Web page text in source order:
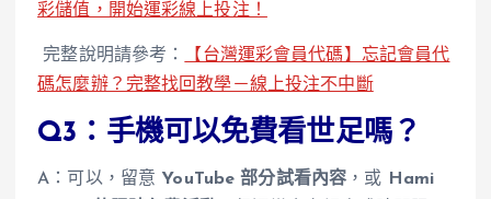
彩儲值，開始運彩線上投注！
完整說明請參考：
【台灣運彩會員代碼】忘記會員代
碼怎麼辦？完整找回教學－線上投注不中斷
Q3：手機可以免費看世足嗎？
A：可以，留意 YouTube 部分試看內容 ，或
Hami